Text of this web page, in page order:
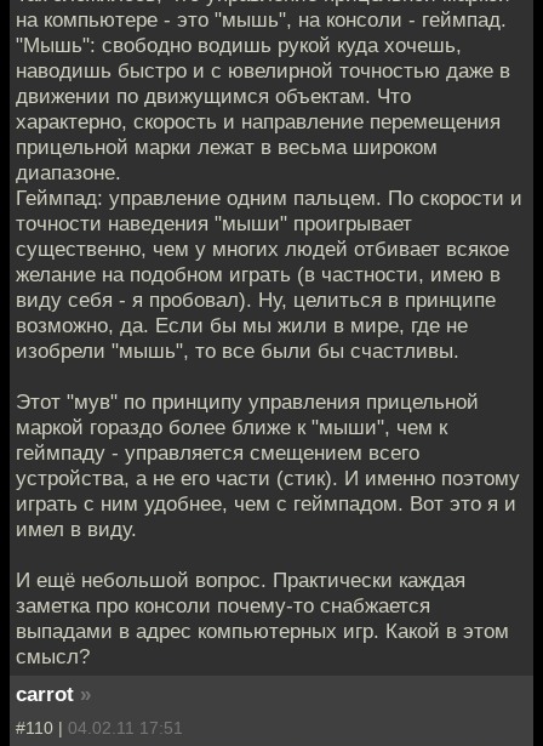
на компьютере - это "мышь", на консоли - геймпад.
"Мышь": свободно водишь рукой куда хочешь,
наводишь быстро и с ювелирной точностью даже в
движении по движущимся объектам. Что
характерно, скорость и направление перемещения
прицельной марки лежат в весьма широком
диапазоне.
Геймпад: управление одним пальцем. По скорости и
точности наведения "мыши" проигрывает
существенно, чем у многих людей отбивает всякое
желание на подобном играть (в частности, имею в
виду себя - я пробовал). Ну, целиться в принципе
возможно, да. Если бы мы жили в мире, где не
изобрели "мышь", то все были бы счастливы.
Этот "мув" по принципу управления прицельной
маркой гораздо более ближе к "мыши", чем к
геймпаду - управляется смещением всего
устройства, а не его части (стик). И именно поэтому
играть с ним удобнее, чем с геймпадом. Вот это я и
имел в виду.
И ещё небольшой вопрос. Практически каждая
заметка про консоли почему-то снабжается
выпадами в адрес компьютерных игр. Какой в этом
смысл?
carrot »
#110 | 04.02.11 17:51